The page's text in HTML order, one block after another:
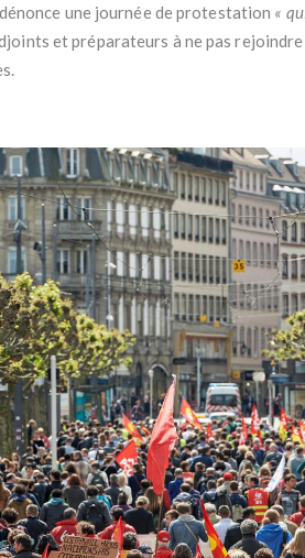
une journée de protestation «
et préparateurs à ne pas
Une
triptans